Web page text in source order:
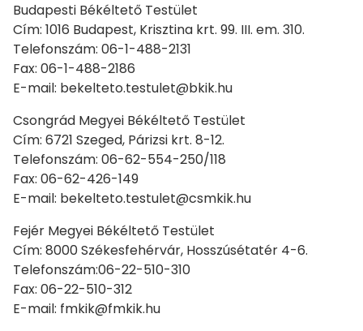
Budapesti Békéltető Testület
Cím: 1016 Budapest, Krisztina krt. 99. III. em. 310.
Telefonszám: 06-1-488-2131
Fax: 06-1-488-2186
E-mail: bekelteto.testulet@bkik.hu
Csongrád Megyei Békéltető Testület
Cím: 6721 Szeged, Párizsi krt. 8-12.
Telefonszám: 06-62-554-250/118
Fax: 06-62-426-149
E-mail: bekelteto.testulet@csmkik.hu
Fejér Megyei Békéltető Testület
Cím: 8000 Székesfehérvár, Hosszúsétatér 4-6.
Telefonszám:06-22-510-310
Fax: 06-22-510-312
E-mail: fmkik@fmkik.hu